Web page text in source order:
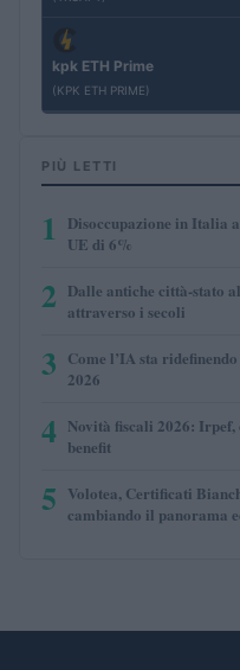
kpk ETH Prime
(KPK ETH PRIME)
PIÙ LETTI
1
Disoccupazione in Italia
UE di 6%
2 Dalle antiche città-stato
attraverso i secoli
3 Come l’IA sta
2026
4 Novità fiscali 2026:
benefit
5 Volotea, Certificati
cambiando il panorama